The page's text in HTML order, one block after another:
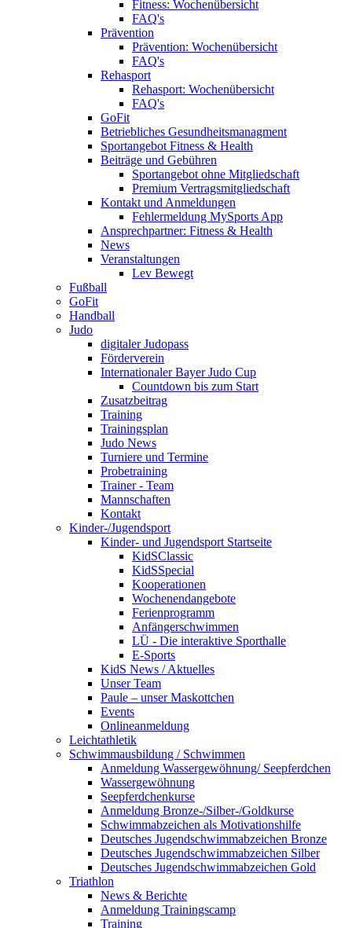
Fitness: Wochenübersicht
FAQ's
Prävention
Prävention: Wochenübersicht
FAQ's
Rehasport
Rehasport: Wochenübersicht
FAQ's
GoFit
Betriebliches Gesundheitsmanagment
Sportangebot Fitness & Health
Beiträge und Gebühren
Sportangebot ohne Mitgliedschaft
Premium Vertragsmitgliedschaft
Kontakt und Anmeldungen
Fehlermeldung MySports App
Ansprechpartner: Fitness & Health
News
Veranstaltungen
Lev Bewegt
Fußball
GoFit
Handball
Judo
digitaler Judopass
Förderverein
Internationaler Bayer Judo Cup
Countdown bis zum Start
Zusatzbeitrag
Training
Trainingsplan
Judo News
Turniere und Termine
Probetraining
Trainer - Team
Mannschaften
Kontakt
Kinder-/Jugendsport
Kinder- und Jugendsport Startseite
KidSClassic
KidSSpecial
Kooperationen
Wochenendangebote
Ferienprogramm
Anfängerschwimmen
LÜ - Die interaktive Sporthalle
E-Sports
KidS News / Aktuelles
Unser Team
Paule – unser Maskottchen
Events
Onlineanmeldung
Leichtathletik
Schwimmausbildung / Schwimmen
Anmeldung Wassergewöhnung/ Seepferdchen
Wassergewöhnung
Seepferdchenkurse
Anmeldung Bronze-/Silber-/Goldkurse
Schwimmabzeichen als Motivationshilfe
Deutsches Jugendschwimmabzeichen Bronze
Deutsches Jugendschwimmabzeichen Silber
Deutsches Jugendschwimmabzeichen Gold
Triathlon
News & Berichte
Anmeldung Trainingscamp
Training